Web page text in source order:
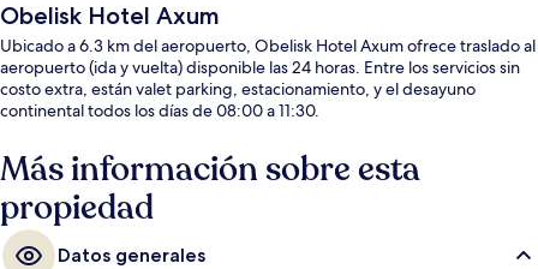
Obelisk Hotel Axum
Ubicado a 6.3 km del aeropuerto, Obelisk Hotel Axum ofrece traslado al
aeropuerto (ida y vuelta) disponible las 24 horas. Entre los servicios sin
costo extra, están valet parking, estacionamiento, y el desayuno
continental todos los días de 08:00 a 11:30.
Más información sobre esta
propiedad
Datos generales